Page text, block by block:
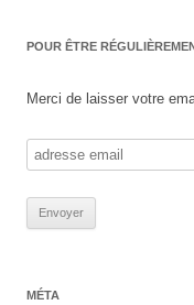
POUR ÊTRE
Merci de laisser votre
MÉTA